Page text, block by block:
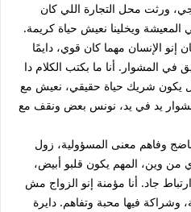
ورثت محل التجارة اللي كان
المعيشة ويخلينا نعيش حياة كريمة.
إنو الإنسان مهما كان قوي، دايمًا
المشوار. أنا ما بكتب الكلام دا
يكون شريك حياة حقيقي، نعيش مع
يد في يد، نونس بعض ونقف مع
ناضج وفاهم معنى المسؤولية، زول
من وين، المهم يكون قلبو أبيض،
جاد. أنا مؤمنة إنو الزواج مش
فيها محبة وتفاهم. دايرة